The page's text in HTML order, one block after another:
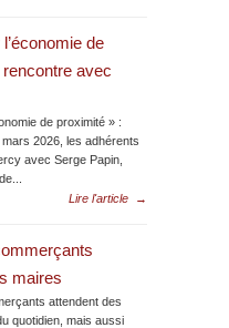
de
avec
de proximité » :
2026, les adhérents
avec Serge Papin,
Lire l'article
→
maires
attendent des
quotidien, mais aussi